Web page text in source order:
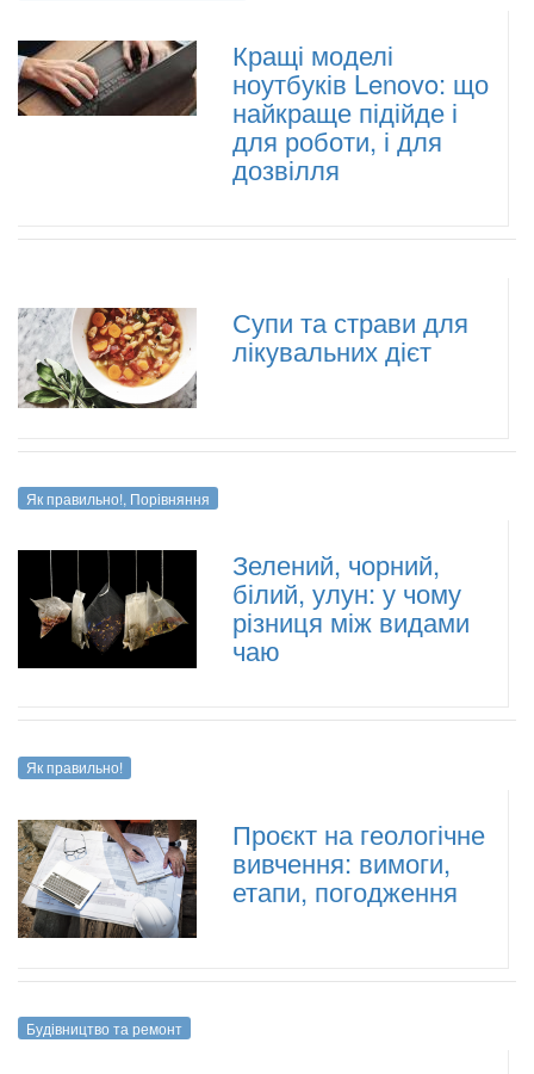
Кращі моделі
ноутбуків Lenovo: що
найкраще підійде і
для роботи, і для
дозвілля
Супи та страви для
лікувальних дієт
Як правильно!, Порівняння
Зелений, чорний,
білий, улун: у чому
різниця між видами
чаю
Як правильно!
Проєкт на геологічне
вивчення: вимоги,
етапи, погодження
Будівництво та ремонт